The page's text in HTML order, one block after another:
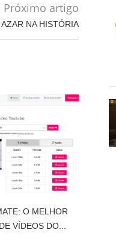
Próximo artigo
NA HISTÓRIA
O MELHOR
VÍDEOS DO...